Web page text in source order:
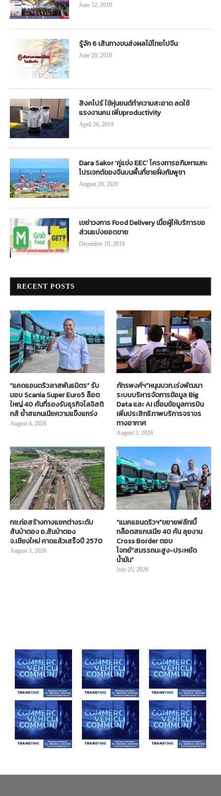
June 12, 2019
รู้จัก 6 เส้นทางขนส่งผลไม้ไทยไปจีน
June 20, 2019
สิงคโปร์ ใช้หุ่นยนต์ทำความสะอาด ลดใช้
แรงงานคน เพิ่มproductivity
April 26, 2019
Dara Sakor ‘คู่แข่ง EEC’ โครงการอภิมหาเมกะ
โปรเจกต์ของจีนบนพื้นที่ชายฝั่งกัมพูชา
August 20, 2020
เขย่าวงการ Food Delivery เมื่อผู้ให้บริการขอ
ส่วนแบ่งยอดขาย
December 19, 2019
RECENT POSTS
“แคดแอนดริวลาสพันธมิตร” รับ
มอบ Scania Super Euro5 ล็อต
ใหญ่ 40 คันที่รองรับธุรกิจโลจิสติ
กส์ ย้ำสแกนเนียความแข็งแกร่ง
August 4, 2026
ภัทรพงศ์ฯ”หนุนบวท.เร่งพัฒนา
ระบบบริหารจัดการข้อมูล Big
Data และ AI เชื่อมข้อมูลการบิน
เพิ่มประสิทธิภาพบริการจราจร
ทางอากาศ
August 3, 2026
ทช.ก่อสร้างทางแยกต่างระดับ
สันป่าตอง อ.สันป่าตอง
จ.เชียงใหม่ คาดแล้วเสร็จปี 2570
August 3, 2026
“แมคแอนดริวฯ”ขยายฟลีท!บิ๊
กล็อตสแกนเนีย 40 คัน ลุยงาน
Cross Border ตอบ
โจทย์“สมรรถนะสูง-ประหยัด
น้ำมัน”
July 25, 2026